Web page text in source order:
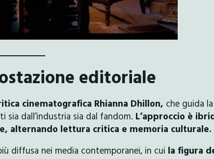
editoriale
cinematografica Rhianna Dhillon, che guida la
sia dall’industria sia dal fandom. L’approccio è
alternando lettura critica e memoria culturale.
diffusa nei media contemporanei, in cui la figura